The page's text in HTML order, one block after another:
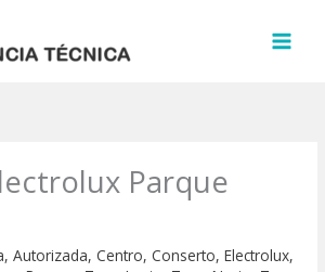
Parque
,Autorizada,Centro,Conserto,Electrolux,